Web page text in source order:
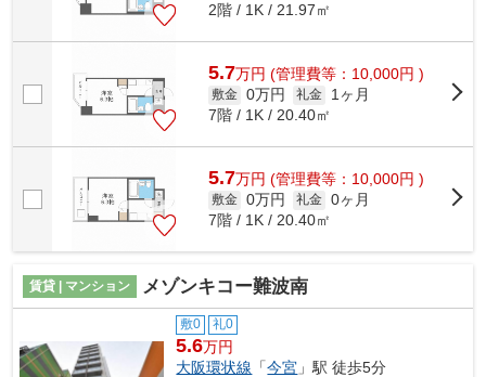
2階 / 1K / 21.97㎡
5.7万円 (管理費等：10,000円 )
敷金 0万円 礼金
1ヶ月
7階 / 1K / 20.40㎡
5.7万円 (管理費等：10,000円 )
敷金 0万円 礼金 0ヶ月
7階 / 1K / 20.40㎡
賃貸 | マンション メゾンキコー難波南
敷0 礼0
5.6万円
大阪環状線 「今宮 」駅 徒歩5分